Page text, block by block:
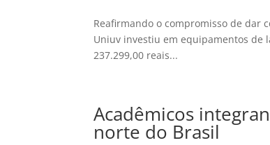
Reafirmando o compromisso de dar
Uniuv investiu em equipamentos de
237.299,00 reais...
Acadêmicos
norte do Brasil